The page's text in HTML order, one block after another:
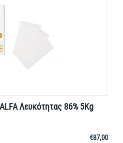
Λευκότητας 86% 5Kg
€87,00